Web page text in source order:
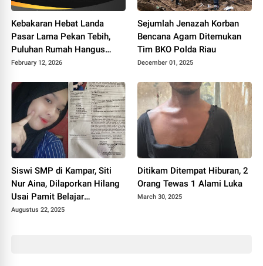
Kebakaran Hebat Landa
Pasar Lama Pekan Tebih,
Puluhan Rumah Hangus
Dilalap Api
February 12, 2026
Sejumlah Jenazah Korban
Bencana Agam Ditemukan
Tim BKO Polda Riau
December 01, 2025
Siswi SMP di Kampar, Siti
Nur Aina, Dilaporkan Hilang
Usai Pamit Belajar
Kelompok
Augustus 22, 2025
Ditikam Ditempat Hiburan, 2
Orang Tewas 1 Alami Luka
March 30, 2025